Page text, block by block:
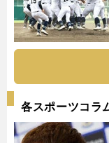
各スポーツコラ